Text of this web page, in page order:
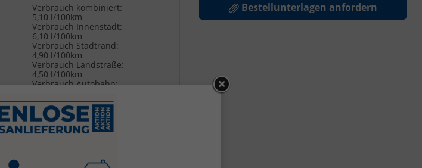
Bestellunterlagen anfordern
Verbrauch kombiniert:
5,10 l/100km
Verbrauch Innenstadt:
6,10 l/100km
Verbrauch Stadtrand:
4,90 l/100km
Verbrauch Landstraße:
4,50 l/100km
Verbrauch Autobahn:
CO2-Emissionen: 116,00 g/km
CO 2-Klasse: D
Energiekosten bei 15.000 km pro
Jahr: 1.334,16 €
CO2 Kosten (mittel)